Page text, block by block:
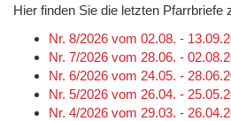
Hier finden Sie die letzten Pfarrbriefe
Nr. 8/2026 vom 02.08. -
Nr. 7/2026 vom 28.06. -
Nr. 6/2026 vom 24.05. -
Nr. 5/2026 vom 26.04. -
Nr. 4/2026 vom 29.03. -